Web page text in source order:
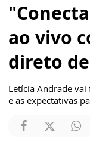
ao vivo
direto
Letícia Andrade
e as expectativas